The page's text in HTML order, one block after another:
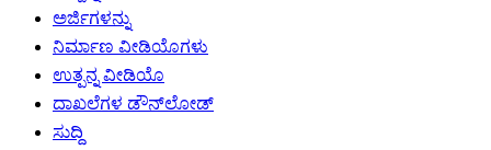
ಅರ್ಜಿಗಳನ್ನು
ನಿರ್ಮಾಣ ವೀಡಿಯೊಗಳು
ಉತ್ಪನ್ನ ವೀಡಿಯೊ
ದಾಖಲೆಗಳ ಡೌನ್‌ಲೋಡ್
ಸುದ್ದಿ